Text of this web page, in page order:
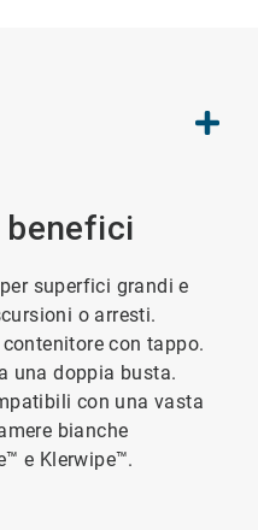
superfici grandi e
o arresti.
con tappo.
una doppia busta.
con una vasta
bianche
e Klerwipe™.